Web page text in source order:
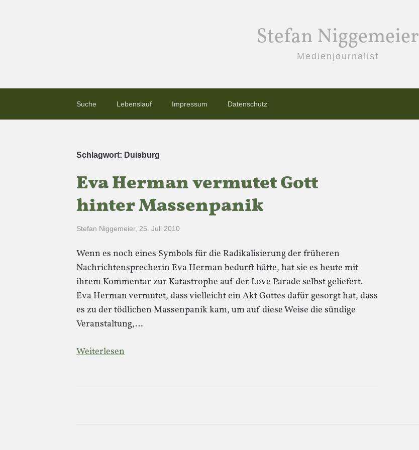
Stefan Niggemeier
Medienjournalist
Suche Lebenslauf Impressum Datenschutz
Schlagwort: Duisburg
Eva Herman vermutet Gott
hinter Massenpanik
Stefan Niggemeier, 25. Juli 2010
Wenn es noch eines Symbols für die Radikalisierung der früheren
Nachrichtensprecherin Eva Herman bedurft hätte, hat sie es heute mit
ihrem Kommentar zur Katastrophe auf der Love Parade selbst geliefert.
Eva Herman vermutet, dass vielleicht ein Akt Gottes dafür gesorgt hat, dass
es zu der tödlichen Massenpanik kam, um auf diese Weise die sündige
Veranstaltung,…
Weiterlesen